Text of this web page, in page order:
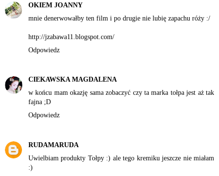
OKIEM JOANNY
mnie denerwowałby ten film i po drugie nie lubię zapachu róży :/
http://jzabawa11.blogspot.com/
Odpowiedz
CIEKAWSKA MAGDALENA
w końcu mam okazję sama zobaczyć czy ta marka tołpa jest aż tak
fajna ;D
Odpowiedz
RUDAMARUDA
Uwielbiam produkty Tołpy :) ale tego kremiku jeszcze nie miałam
:)